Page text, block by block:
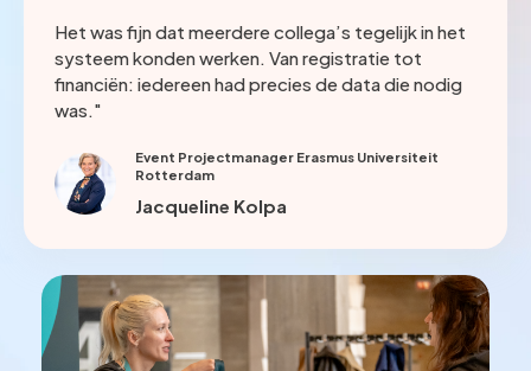
Het was fijn dat meerdere collega’s tegelijk in het
systeem konden werken. Van registratie tot
financiën: iedereen had precies de data die nodig
was."
Event Projectmanager Erasmus Universiteit
Rotterdam
Jacqueline Kolpa